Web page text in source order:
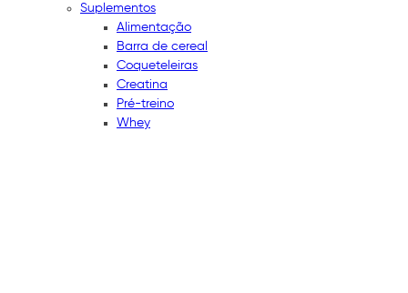
Suplementos
Alimentação
Barra de cereal
Coqueteleiras
Creatina
Pré-treino
Whey